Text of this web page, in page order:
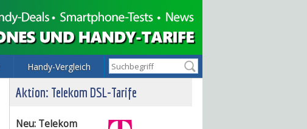
Handy-Vergleich
Aktion: Telekom DSL-Tarife
Neu: Telekom